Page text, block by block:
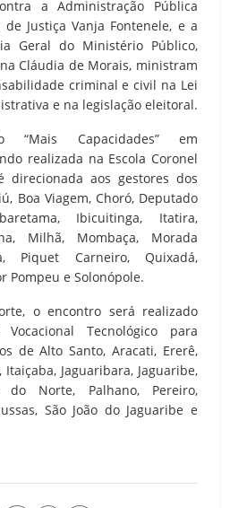
a Administração Pública
de Justiça Vanja Fontenele, e a
Geral do Ministério Público,
Cláudia de Morais, ministram
criminal e civil na Lei
e na legislação eleitoral.
“Mais Capacidades” em
realizada na Escola Coronel
direcionada aos gestores dos
Boa Viagem, Choró, Deputado
Ibicuitinga, Itatira,
Milhã, Mombaça, Morada
Piquet Carneiro, Quixadá,
Pompeu e Solonópole.
o encontro será realizado
Tecnológico para
de Alto Santo, Aracati, Ererê,
Jaguaribara, Jaguaribe,
do Norte, Palhano, Pereiro,
São João do Jaguaribe e